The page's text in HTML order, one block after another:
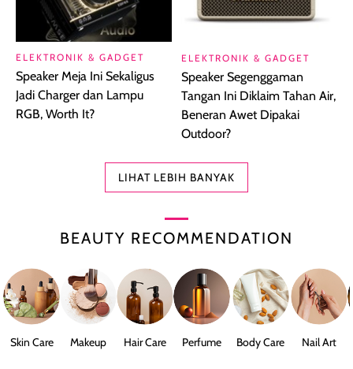
ELEKTRONIK & GADGET
Speaker Meja Ini Sekaligus
Jadi Charger dan Lampu
RGB, Worth It?
ELEKTRONIK & GADGET
Speaker Segenggaman
Tangan Ini Diklaim Tahan Air,
Beneran Awet Dipakai
Outdoor?
LIHAT LEBIH BANYAK
BEAUTY RECOMMENDATION
Skin Care Makeup Hair Care Perfume Body Care Nail Art